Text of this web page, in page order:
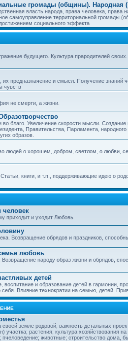
громады (общины). Народная
власть народа, права человека, права
самоуправление территориальной громады
социального эффекта
будущего. Культура прародителей
их предназначение и смысл. Получение знаний
чувств
не смерти, а жизни.
во благо. Увеличение скорости мысли.
Правительства, Парламента, народного
образов.
людей о хорошем, добром, светлом, о любви,
книги, и т.п., поддерживающие идею о
приходит и уходит Любовь.
Возвращение обрядов и праздников,
любовь
народу образ жизни и обрядов,
детей
и образование детей в гармонии,
Влияние технократии на семью, детей.
земле родовой; важность детальных
участка; растения; культура хозяйствования
пчеловедение; животные; строительство дома,